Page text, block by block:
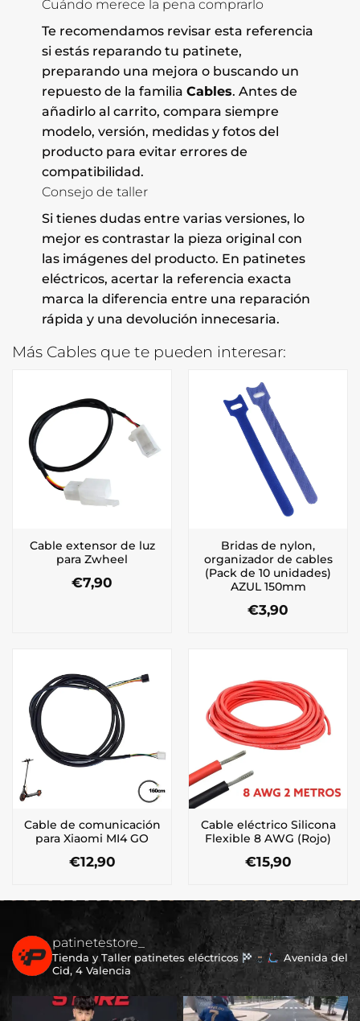
Cuándo merece la pena comprarlo
Te recomendamos revisar esta referencia
si estás reparando tu patinete,
preparando una mejora o buscando un
repuesto de la familia Cables. Antes de
añadirlo al carrito, compara siempre
modelo, versión, medidas y fotos del
producto para evitar errores de
compatibilidad.
Consejo de taller
Si tienes dudas entre varias versiones, lo
mejor es contrastar la pieza original con
las imágenes del producto. En patinetes
eléctricos, acertar la referencia exacta
marca la diferencia entre una reparación
rápida y una devolución innecesaria.
Más Cables que te pueden interesar:
Cable extensor de luz
para Zwheel
€7,90
Bridas de nylon,
organizador de cables
(Pack de 10 unidades)
AZUL 150mm
€3,90
Cable de comunicación
para Xiaomi MI4 GO
€12,90
Cable eléctrico Silicona
Flexible 8 AWG (Rojo)
€15,90
patinetestore_
Tienda y Taller patinetes eléctricos
Avenida del
Cid, 4 Valencia